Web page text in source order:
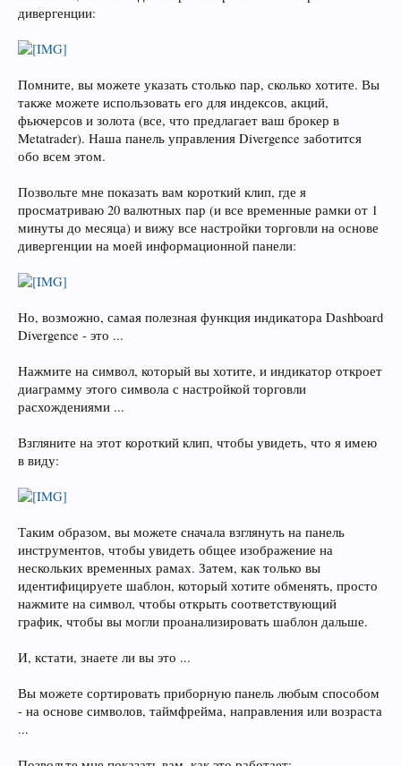
дивергенции:
Помните, вы можете указать столько пар, сколько хотите. Вы
также можете использовать его для индексов, акций,
фьючерсов и золота (все, что предлагает ваш брокер в
Metatrader). Наша панель управления Divergence заботится
обо всем этом.
Позвольте мне показать вам короткий клип, где я
просматриваю 20 валютных пар (и все временные рамки от 1
минуты до месяца) и вижу все настройки торговли на основе
дивергенции на моей информационной панели:
Но, возможно, самая полезная функция индикатора Dashboard
Divergence - это ...
Нажмите на символ, который вы хотите, и индикатор откроет
диаграмму этого символа с настройкой торговли
расхождениями ...
Взгляните на этот короткий клип, чтобы увидеть, что я имею
в виду:
Таким образом, вы можете сначала взглянуть на панель
инструментов, чтобы увидеть общее изображение на
нескольких временных рамах. Затем, как только вы
идентифицируете шаблон, который хотите обменять, просто
нажмите на символ, чтобы открыть соответствующий
график, чтобы вы могли проанализировать шаблон дальше.
И, кстати, знаете ли вы это ...
Вы можете сортировать приборную панель любым способом
- на основе символов, таймфрейма, направления или возраста
...